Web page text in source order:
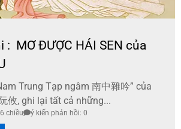
: MƠ ĐƯỢC HÁI SEN của
Trung Tạp ngâm 南中雜吟” của
攸, ghi lại tất cả những...
chiều ý kiến phản hồi: 0